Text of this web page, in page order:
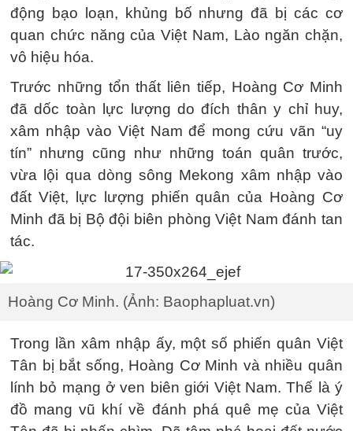
động bạo loạn, khủng bố nhưng đã bị các cơ
quan chức năng của Việt Nam, Lào ngăn chặn,
vô hiệu hóa.
Trước những tổn thất liên tiếp, Hoàng Cơ Minh
đã dốc toàn lực lượng do đích thân y chỉ huy,
xâm nhập vào Việt Nam để mong cứu vãn “uy
tín” nhưng cũng như những toán quân trước,
vừa lội qua dòng sông Mekong xâm nhập vào
đất Việt, lực lượng phiến quân của Hoàng Cơ
Minh đã bị Bộ đội biên phòng Việt Nam đánh tan
tác.
Hoàng Cơ Minh. (Ảnh: Baophapluat.vn)
Trong lần xâm nhập ấy, một số phiến quân Việt
Tân bị bắt sống, Hoàng Cơ Minh và nhiều quân
lính bỏ mạng ở ven biên giới Việt Nam. Thế là ý
đồ mang vũ khí về đánh phá quê mẹ của Việt